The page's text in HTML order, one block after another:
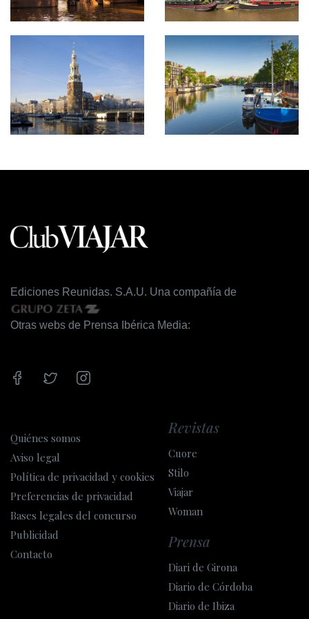
Ediciones Reunidas. S.A.U. Una compañía de
Otras webs de Prensa Ibérica Media:
Quiénes somos
Aviso legal
Política de privacidad y cookies
Preferencias de privacidad
Bases legales del concurso
Publicidad
Contacto
Revistas
Cuore
Stilo
Viajar
Woman
Prensa
Diari de Girona
Diario de Córdoba
Diario de Ibiza